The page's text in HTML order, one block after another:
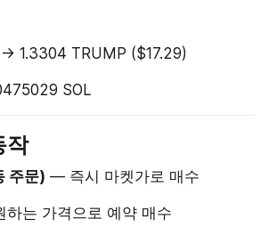
→ 1.3304 TRUMP ($17.29)
SOL
작
주문) — 즉시 마켓가로 매수
는 가격으로 예약 매수